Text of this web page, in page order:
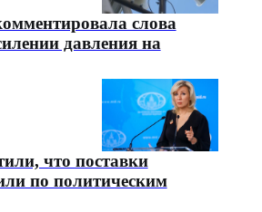
слова
давления на
что поставки
по политическим